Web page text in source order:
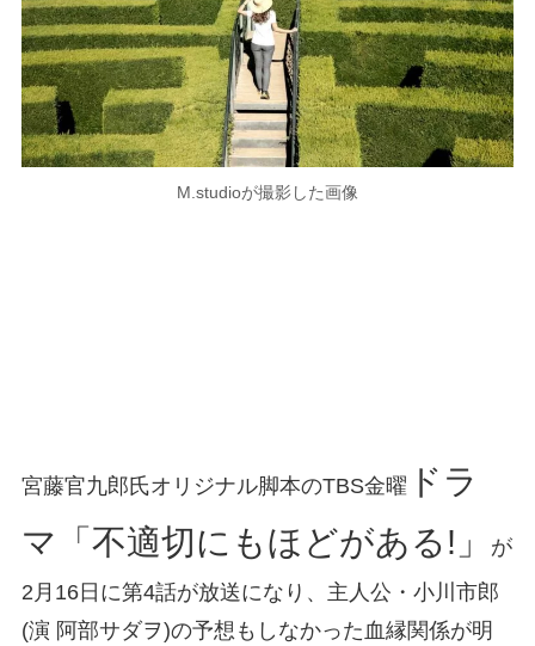
M.studioが撮影した画像
宮藤官九郎氏オリジナル脚本のTBS金曜 ドラ
マ「不適切にもほどがある!」
が
2月16日に第4話が放送になり、主人公・小川市郎
(演 阿部サダヲ)の予想もしなかった血縁関係が明